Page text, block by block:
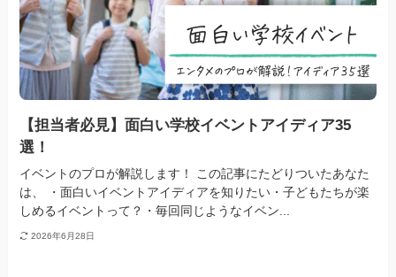
【担当者必見】面白い学校イベントアイディア35
選！
イベントのプロが解説します！ この記事にたどりついたあなた
は、 ・面白いイベントアイディアを知りたい・子どもたちが楽
しめるイベントって？・毎回同じようなイベン...
2026年6月28日